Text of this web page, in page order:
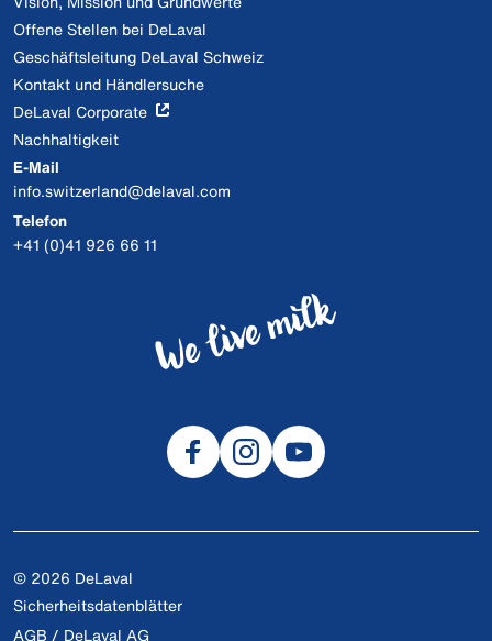
Offene Stellen bei DeLaval
Geschäftsleitung DeLaval Schweiz
Kontakt und Händlersuche
DeLaval Corporate
Nachhaltigkeit
E-Mail
info.switzerland@delaval.com
Telefon
+41 (0)41 926 66 11
© 2026 DeLaval
Sicherheitsdatenblätter
AGB / DeLaval AG